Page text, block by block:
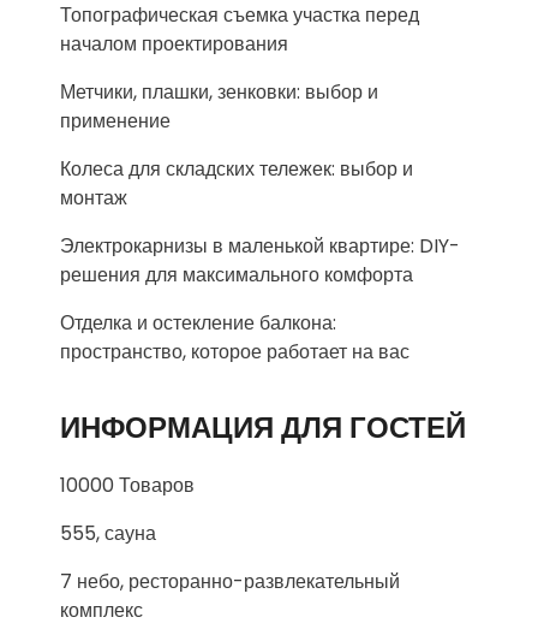
Топографическая съемка участка перед
началом проектирования
Метчики, плашки, зенковки: выбор и
применение
Колеса для складских тележек: выбор и
монтаж
Электрокарнизы в маленькой квартире: DIY-
решения для максимального комфорта
Отделка и остекление балкона:
пространство, которое работает на вас
ИНФОРМАЦИЯ ДЛЯ ГОСТЕЙ
10000 Товаров
555, сауна
7 небо, ресторанно-развлекательный
комплекс